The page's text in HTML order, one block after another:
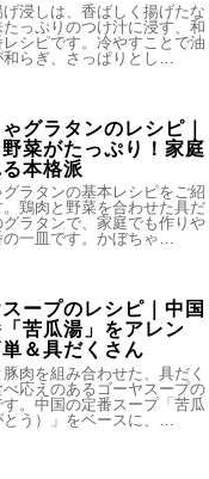
げ浸しは、香ばしく揚げたな
っぷりのつけ汁に浸す、和
シピです。冷やすことで油
和らぎ、さっぱりとし…
グラタンのレシピ｜
菜がたっぷり！家庭
本格派
ラタンの基本レシピをご紹
鶏肉と野菜を合わせた具だ
グラタンで、家庭でも作りや
の一皿です。かぼちゃ…
ープのレシピ｜中国
苦瓜湯」をアレン
＆具だくさん
肉を組み合わせた、具だく
べ応えのあるゴーヤスープの
す。中国の定番スープ「苦瓜
とう）」をベースに、…